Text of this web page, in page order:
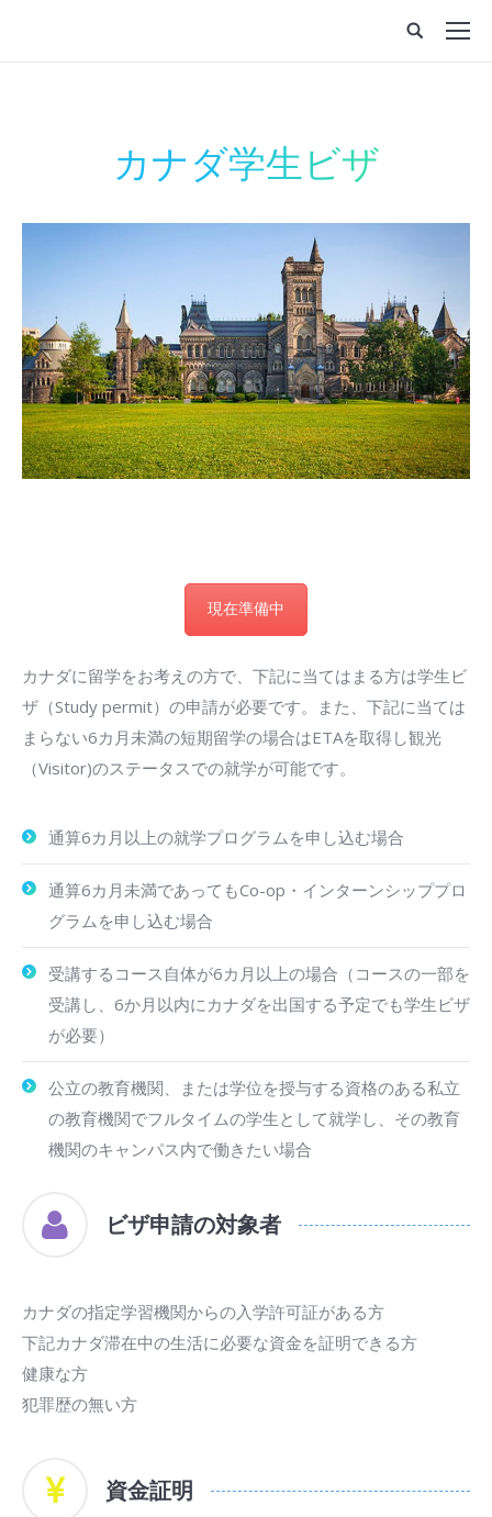
カナダ学生ビザ
現在準備中
カナダに留学をお考えの方で、下記に当てはまる方は学生ビ
ザ（Study permit）の申請が必要です。また、下記に当ては
まらない6カ月未満の短期留学の場合はETAを取得し観光
（Visitor)のステータスでの就学が可能です。
通算6カ月以上の就学プログラムを申し込む場合
通算6カ月未満であってもCo-op・インターンシッププロ
グラムを申し込む場合
受講するコース自体が6カ月以上の場合（コースの一部を
受講し、6か月以内にカナダを出国する予定でも学生ビザ
が必要）
公立の教育機関、または学位を授与する資格のある私立
の教育機関でフルタイムの学生として就学し、その教育
機関のキャンパス内で働きたい場合
ビザ申請の対象者
カナダの指定学習機関からの入学許可証がある方
下記カナダ滞在中の生活に必要な資金を証明できる方
健康な方
犯罪歴の無い方
資金証明